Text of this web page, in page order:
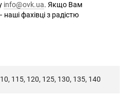
info@ovk.ua. Якщо Вам
фахівці з радістю
115, 120, 125, 130, 135, 140